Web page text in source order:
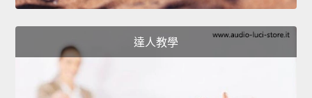
達人教學